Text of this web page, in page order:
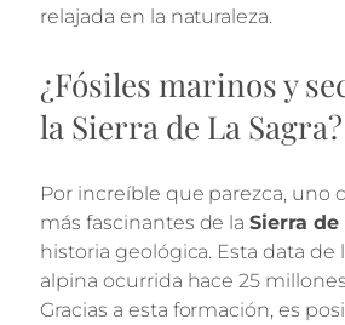
relajada en la naturaleza.
¿Fósiles marinos y
la Sierra de La Sagra?
Por increíble que parezca, uno
más fascinantes de laSierra de
historia geológica. Esta data de
alpina ocurrida hace 25
Gracias a esta formación, es